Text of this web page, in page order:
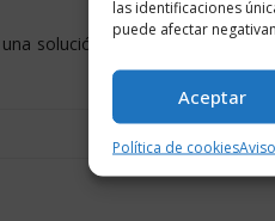
las identificaciones
puede afectar
Aceptar
Política de cookies
solución urgente por parte